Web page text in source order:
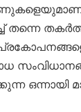
ഒന്നായി